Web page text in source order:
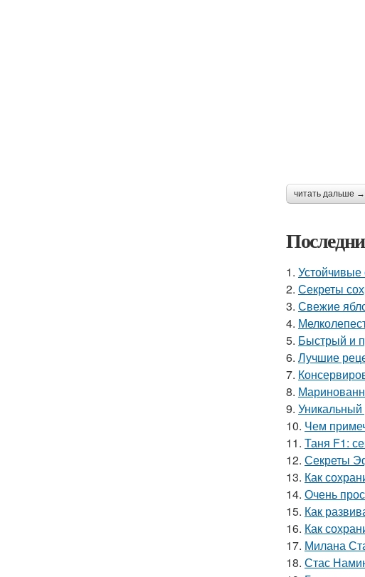
читать дальше →
1. Устойчивые
2. Секреты
3. Свежие
4.
5. Быстрый и
6. Лучшие
7.
8.
9.
10. Чем
11. Таня F1:
12. Секреты
13. Как
14. Очень
15. Как
16. Как
17. Милана
18. Стас